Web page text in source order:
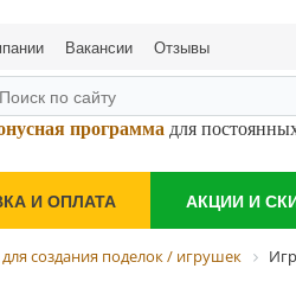
Вакансии Отзывы
программа для
И ОПЛАТА АКЦИИ И
создания поделок / игрушек